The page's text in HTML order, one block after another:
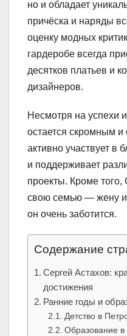
но и обладает
причёска и наряды
оценку модных
гардеробе всегда
десятков платьев и
дизайнеров.
Несмотря на успехи
остается скромным
активно участвует в
и поддерживает
проекты. Кроме того,
свою семью — жену и
он очень заботится.
Содержание
Сергей Астахов:
достижения
Ранние годы и
Детство в
Образование в